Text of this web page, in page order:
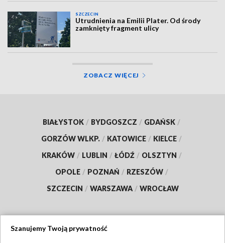
SZCZECIN
Utrudnienia na Emilii Plater. Od środy
zamknięty fragment ulicy
ZOBACZ WIĘCEJ
BIAŁYSTOK / BYDGOSZCZ / GDAŃSK /
GORZÓW WLKP. / KATOWICE / KIELCE /
KRAKÓW / LUBLIN / ŁÓDŹ / OLSZTYN /
OPOLE / POZNAŃ / RZESZÓW /
SZCZECIN / WARSZAWA / WROCŁAW
Szanujemy Twoją prywatność